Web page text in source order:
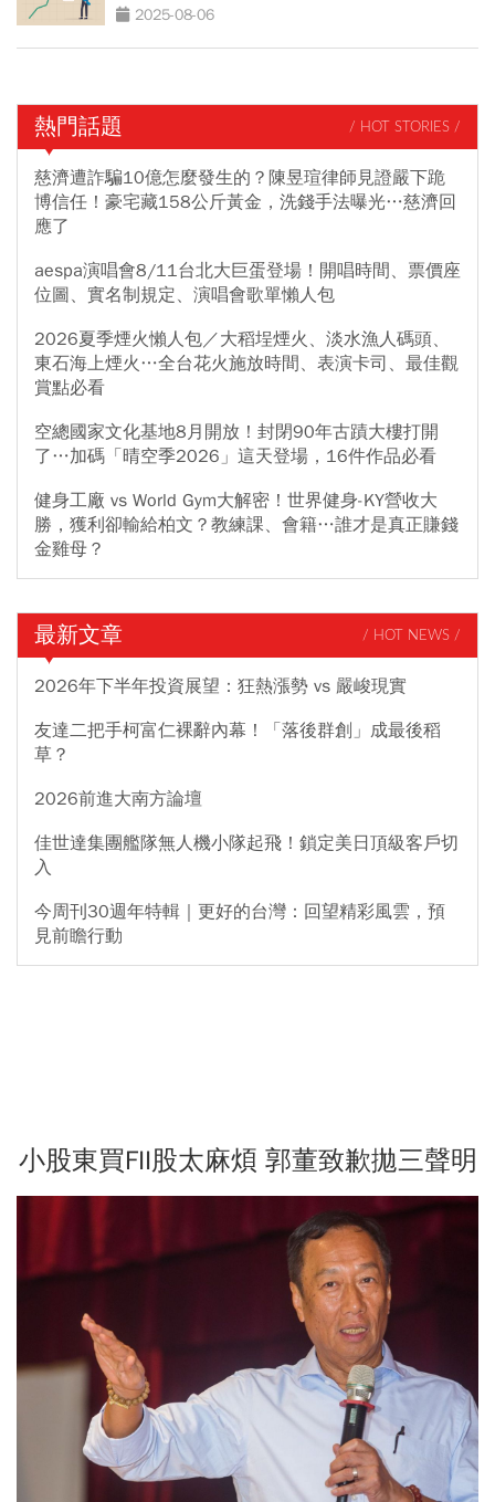
2025-08-06
熱門話題 / HOT STORIES /
慈濟遭詐騙10億怎麼發生的？陳昱瑄律師見證嚴下跪
博信任！豪宅藏158公斤黃金，洗錢手法曝光…慈濟回
應了
aespa演唱會8/11台北大巨蛋登場！開唱時間、票價座
位圖、實名制規定、演唱會歌單懶人包
2026夏季煙火懶人包／大稻埕煙火、淡水漁人碼頭、
東石海上煙火…全台花火施放時間、表演卡司、最佳觀
賞點必看
空總國家文化基地8月開放！封閉90年古蹟大樓打開
了…加碼「晴空季2026」這天登場，16件作品必看
健身工廠 vs World Gym大解密！世界健身-KY營收大
勝，獲利卻輸給柏文？教練課、會籍…誰才是真正賺錢
金雞母？
最新文章 / HOT NEWS /
2026年下半年投資展望：狂熱漲勢 vs 嚴峻現實
友達二把手柯富仁裸辭內幕！「落後群創」成最後稻
草？
2026前進大南方論壇
佳世達集團艦隊無人機小隊起飛！鎖定美日頂級客戶切
入
今周刊30週年特輯｜更好的台灣：回望精彩風雲，預
見前瞻行動
小股東買FII股太麻煩 郭董致歉拋三聲明